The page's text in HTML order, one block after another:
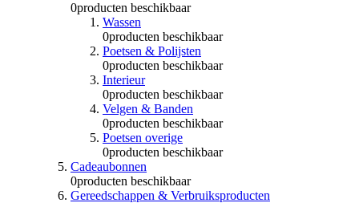
0producten beschikbaar
Wassen
0producten beschikbaar
Poetsen & Polijsten
0producten beschikbaar
Interieur
0producten beschikbaar
Velgen & Banden
0producten beschikbaar
Poetsen overige
0producten beschikbaar
Cadeaubonnen
0producten beschikbaar
Gereedschappen & Verbruiksproducten